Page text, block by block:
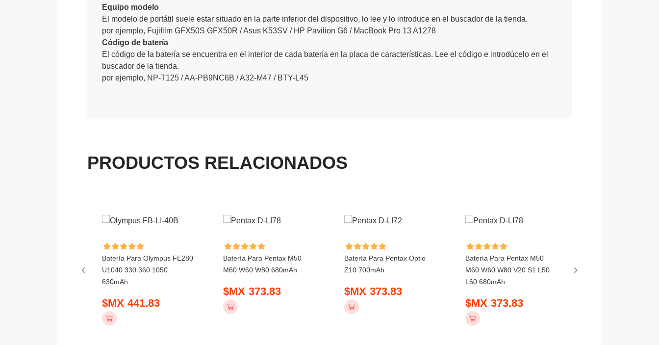
Equipo modelo
El modelo de portátil suele estar situado en la parte inferior del dispositivo, lo lee y lo introduce en el buscador de la tienda.
por ejemplo, Fujifilm GFX50S GFX50R / Asus K53SV / HP Pavilion G6 / MacBook Pro 13 A1278
Código de batería
El código de la batería se encuentra en el interior de cada batería en la placa de características. Lee el código e introdúcelo en el
buscador de la tienda.
por ejemplo, NP-T125 / AA-PB9NC6B / A32-M47 / BTY-L45
PRODUCTOS RELACIONADOS
Batería Para Olympus FE280
U1040 330 360 1050
630mAh
$MX 441.83
Batería Para Pentax M50
M60 W60 W80 680mAh
$MX 373.83
Batería Para Pentax Optio
Z10 700mAh
$MX 373.83
Batería Para Pentax M50
M60 W60 W80 V20 S1 L50
L60 680mAh
$MX 373.83